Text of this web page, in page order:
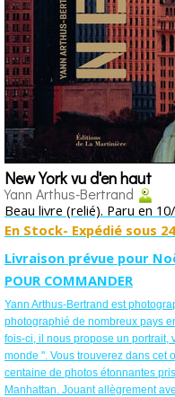
New York vu d'en haut
Yann Arthus-Bertrand
Beau livre (relié). Paru en
En Stock- Expédié sous
Livraison prévue pour
POUR COMMANDER
Yann Arthus-Bertrand est
photographié de nombreux pays
fois-ci, il nous propose un portrait,
monde ". Vous trouverez dans cet
centaine de photos étonnantes
Manhattan. Jouant allègrement